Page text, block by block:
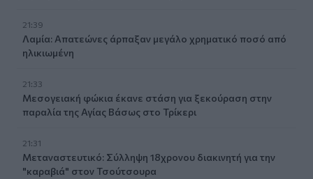
21:39
Λαμία: Απατεώνες άρπαξαν μεγάλο χρηματικό ποσό από
ηλικιωμένη
21:33
Μεσογειακή φώκια έκανε στάση για ξεκούραση στην
παραλία της Αγίας Βάσως στο Τρίκερι
21:31
Μεταναστευτικό: Σύλληψη 18χρονου διακινητή για την
"καραβιά" στον Τσούτσουρα